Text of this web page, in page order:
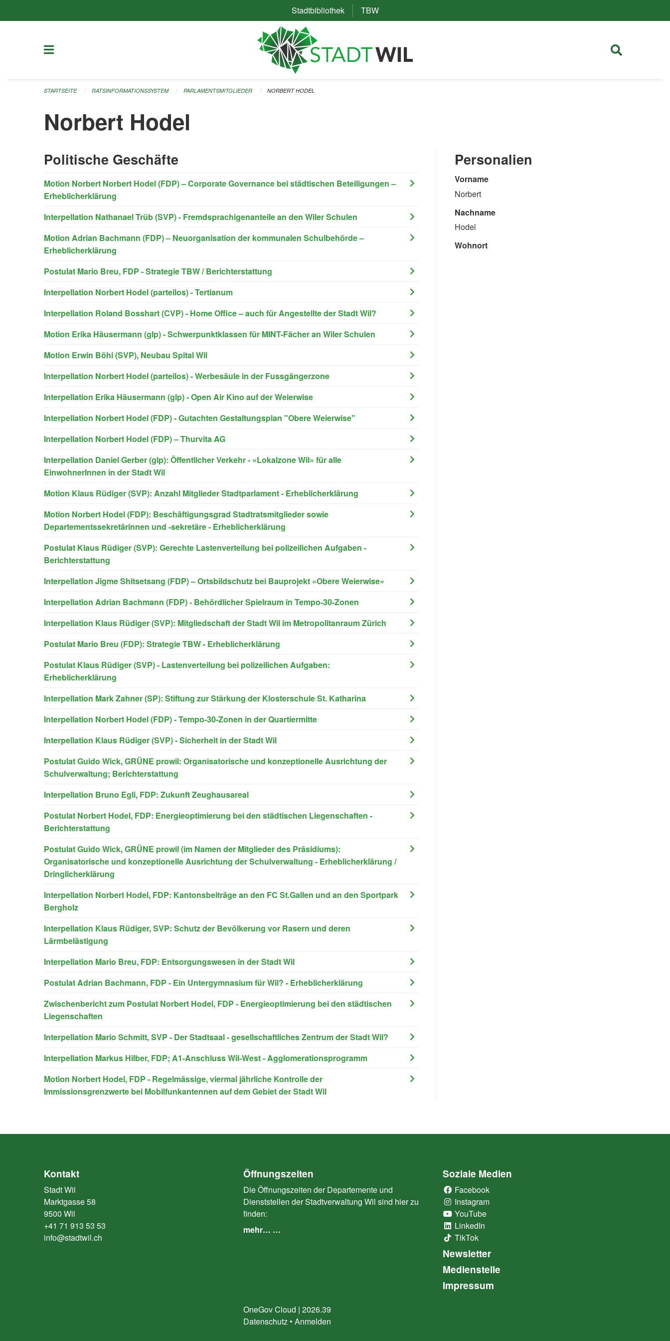
Stadtbibliothek(External Link)
TBW(External Link)
STARTSEITE RATSINFORMATIONSSYSTEM PARLAMENTSMITGLIEDER NORBERT HODEL
Norbert Hodel
Politische Geschäfte
Motion Norbert Norbert Hodel (FDP) – Corporate Governance bei städtischen Beteiligungen –
Erheblicherklärung
Interpellation Nathanael Trüb (SVP) - Fremdsprachigenanteile an den Wiler Schulen
Motion Adrian Bachmann (FDP) – Neuorganisation der kommunalen Schulbehörde –
Erheblicherklärung
Postulat Mario Breu, FDP - Strategie TBW / Berichterstattung
Interpellation Norbert Hodel (parteilos) - Tertianum
Interpellation Roland Bosshart (CVP) - Home Office – auch für Angestellte der Stadt Wil?
Motion Erika Häusermann (glp) - Schwerpunktklassen für MINT-Fächer an Wiler Schulen
Motion Erwin Böhi (SVP), Neubau Spital Wil
Interpellation Norbert Hodel (parteilos) - Werbesäule in der Fussgängerzone
Interpellation Erika Häusermann (glp) - Open Air Kino auf der Weierwise
Interpellation Norbert Hodel (FDP) - Gutachten Gestaltungsplan "Obere Weierwise"
Interpellation Norbert Hodel (FDP) – Thurvita AG
Interpellation Daniel Gerber (glp): Öffentlicher Verkehr - «Lokalzone Wil» für alle
EinwohnerInnen in der Stadt Wil
Motion Klaus Rüdiger (SVP): Anzahl Mitglieder Stadtparlament - Erheblicherklärung
Motion Norbert Hodel (FDP): Beschäftigungsgrad Stadtratsmitglieder sowie
Departementssekretärinnen und -sekretäre - Erheblicherklärung
Postulat Klaus Rüdiger (SVP): Gerechte Lastenverteilung bei polizeilichen Aufgaben -
Berichterstattung
Interpellation Jigme Shitsetsang (FDP) – Ortsbildschutz bei Bauprojekt «Obere Weierwise»
Interpellation Adrian Bachmann (FDP) - Behördlicher Spielraum in Tempo-30-Zonen
Interpellation Klaus Rüdiger (SVP): Mitgliedschaft der Stadt Wil im Metropolitanraum Zürich
Postulat Mario Breu (FDP): Strategie TBW - Erheblicherklärung
Postulat Klaus Rüdiger (SVP) - Lastenverteilung bei polizeilichen Aufgaben:
Erheblicherklärung
Interpellation Mark Zahner (SP): Stiftung zur Stärkung der Klosterschule St. Katharina
Interpellation Norbert Hodel (FDP) - Tempo-30-Zonen in der Quartiermitte
Interpellation Klaus Rüdiger (SVP) - Sicherheit in der Stadt Wil
Postulat Guido Wick, GRÜNE prowil: Organisatorische und konzeptionelle Ausrichtung der
Schulverwaltung; Berichterstattung
Interpellation Bruno Egli, FDP: Zukunft Zeughausareal
Postulat Norbert Hodel, FDP: Energieoptimierung bei den städtischen Liegenschaften -
Berichterstattung
Postulat Guido Wick, GRÜNE prowil (im Namen der Mitglieder des Präsidiums):
Organisatorische und konzeptionelle Ausrichtung der Schulverwaltung - Erheblicherklärung /
Dringlicherklärung
Interpellation Norbert Hodel, FDP: Kantonsbeiträge an den FC St.Gallen und an den Sportpark
Bergholz
Interpellation Klaus Rüdiger, SVP: Schutz der Bevölkerung vor Rasern und deren
Lärmbelästigung
Interpellation Mario Breu, FDP: Entsorgungswesen in der Stadt Wil
Postulat Adrian Bachmann, FDP - Ein Untergymnasium für Wil? - Erheblicherklärung
Zwischenbericht zum Postulat Norbert Hodel, FDP - Energieoptimierung bei den städtischen
Liegenschaften
Interpellation Mario Schmitt, SVP - Der Stadtsaal - gesellschaftliches Zentrum der Stadt Wil?
Interpellation Markus Hilber, FDP; A1-Anschluss Wil-West - Agglomerationsprogramm
Motion Norbert Hodel, FDP - Regelmässige, viermal jährliche Kontrolle der
Immissionsgrenzwerte bei Mobilfunkantennen auf dem Gebiet der Stadt Wil
Personalien
Vorname
Norbert
Nachname
Hodel
Wohnort
Kontakt
Stadt Wil
Marktgasse 58
9500 Wil
+41 71 913 53 53
info@stadtwil.ch
Öffnungszeiten
Die Öffnungszeiten der Departemente und
Dienststellen der Stadtverwaltung Wil sind hier zu
finden:
mehr… …
Soziale Medien
Facebook
Instagram
YouTube
LinkedIn
TikTok
Newsletter
Medienstelle
Impressum
OneGov Cloud (External Link)
| 2026.39
Datenschutz (External Link)
Anmelden